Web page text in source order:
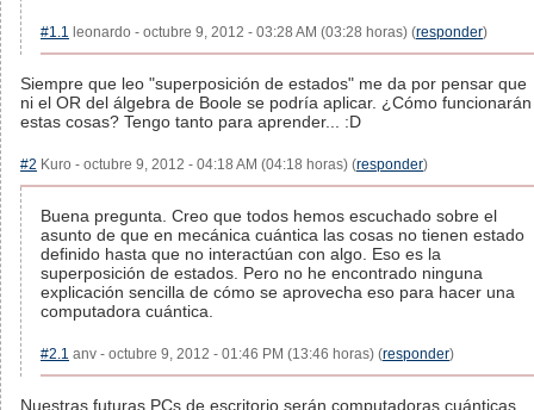
#1.1 leonardo - octubre 9, 2012 - 03:28 AM (03:28 horas) (responder)
Siempre que leo "superposición de estados" me da por pensar que
ni el OR del álgebra de Boole se podría aplicar. ¿Cómo funcionarán
estas cosas? Tengo tanto para aprender... :D
#2 Kuro - octubre 9, 2012 - 04:18 AM (04:18 horas) (responder)
Buena pregunta. Creo que todos hemos escuchado sobre el
asunto de que en mecánica cuántica las cosas no tienen estado
definido hasta que no interactúan con algo. Eso es la
superposición de estados. Pero no he encontrado ninguna
explicación sencilla de cómo se aprovecha eso para hacer una
computadora cuántica.
#2.1 anv - octubre 9, 2012 - 01:46 PM (13:46 horas) (responder)
Nuestras futuras PCs de escritorio serán computadoras cuánticas